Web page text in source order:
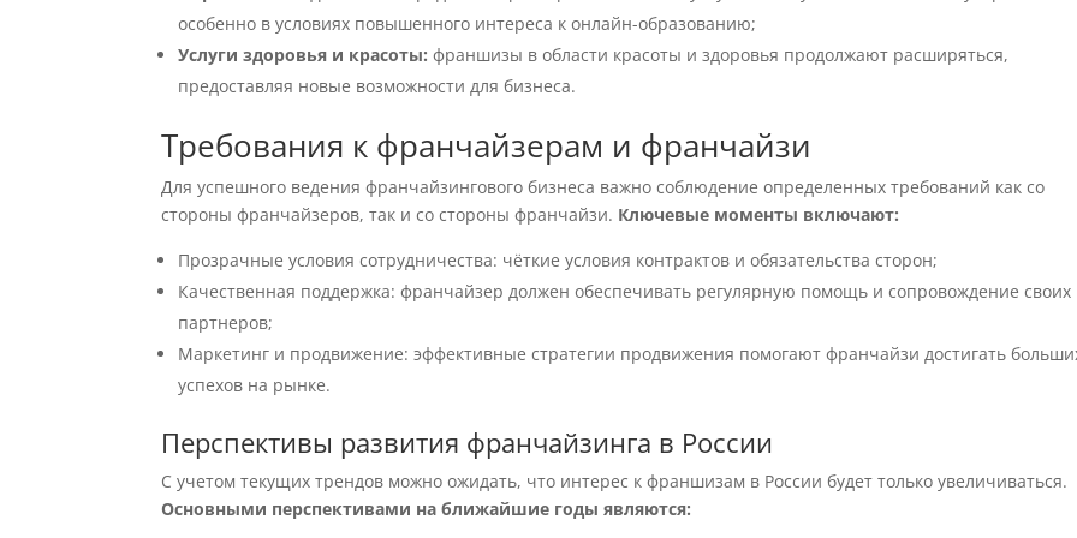
особенно в условиях повышенного интереса к онлайн-образованию;
Услуги здоровья и красоты: франшизы в области красоты и здоровья продолжают расширяться,
предоставляя новые возможности для бизнеса.
Требования к франчайзерам и франчайзи
Для успешного ведения франчайзингового бизнеса важно соблюдение определенных требований как со
стороны франчайзеров, так и со стороны франчайзи. Ключевые моменты включают:
Прозрачные условия сотрудничества: чёткие условия контрактов и обязательства сторон;
Качественная поддержка: франчайзер должен обеспечивать регулярную помощь и сопровождение своих
партнеров;
Маркетинг и продвижение: эффективные стратегии продвижения помогают франчайзи достигать
успехов на рынке.
Перспективы развития франчайзинга в России
С учетом текущих трендов можно ожидать, что интерес к франшизам в России будет только увеличиваться.
Основными перспективами на ближайшие годы являются: